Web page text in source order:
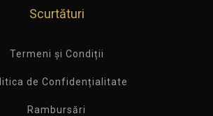
Scurtături
Termeni și Condiții
de Confidențialitate
Rambursări